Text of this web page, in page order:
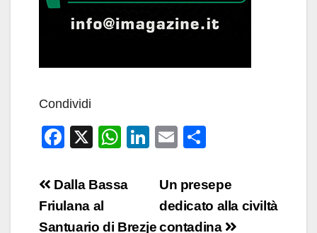
Condividi
F
c
e
b
X
W
at
A
Li
k
e
dI
E
ail n
di
vi
Navigazione
articoli
Un presepe
dedicato alla civiltà
contadina
Dalla Bassa
Friulana al
Santuario di Brezje